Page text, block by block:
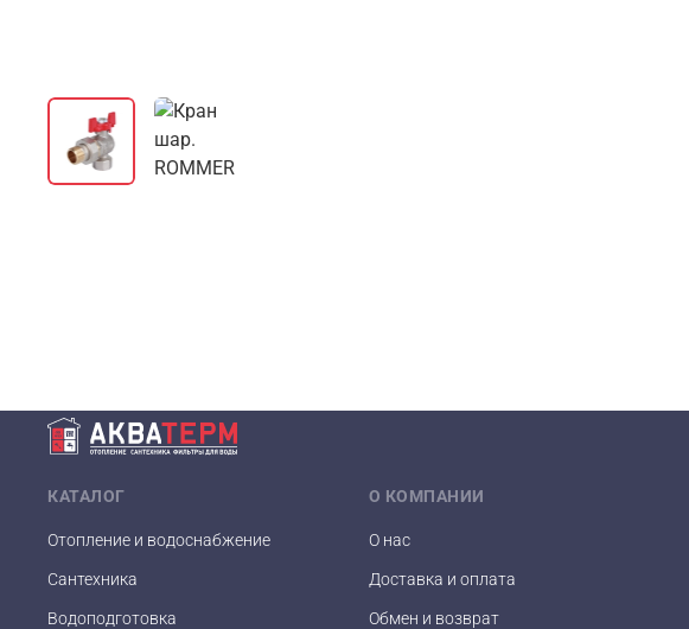
КАТАЛОГ
Отопление и водоснабжение
Сантехника
Водоподготовка
О КОМПАНИИ
О нас
Доставка и оплата
Обмен и возврат